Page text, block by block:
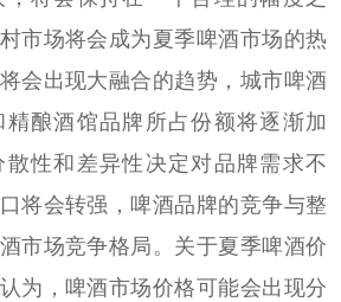
市场将会成为夏季啤酒市场的热
会出现大融合的趋势，城市啤酒
酿酒馆品牌所占份额将逐渐加
性和差异性决定对品牌需求不
将会转强，啤酒品牌的竞争与整
市场竞争格局。关于夏季啤酒价
为，啤酒市场价格可能会出现分